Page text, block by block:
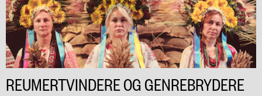
REUMERTVINDERE OG GENREBRYDERE